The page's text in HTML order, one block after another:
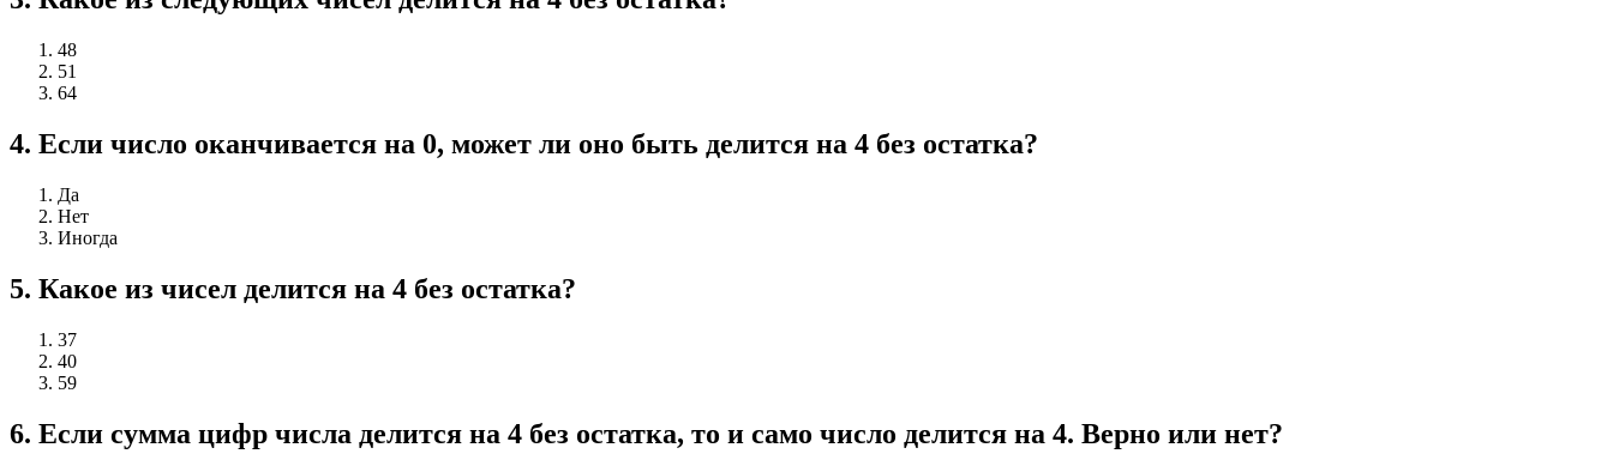
48
51
64
4. Если число оканчивается на 0, может ли оно быть делится на 4 без остатка?
Да
Нет
Иногда
5. Какое из чисел делится на 4 без остатка?
37
40
59
6. Если сумма цифр числа делится на 4 без остатка, то и само число делится на 4. Верно или нет?